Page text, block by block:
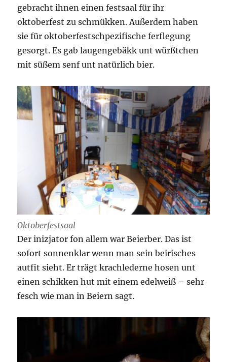
gebracht ihnen einen festsaal für ihr
oktoberfest zu schmükken. Außerdem haben
sie für oktoberfestschpezifische ferflegung
gesorgt. Es gab laugengebäkk unt würßtchen
mit süßem senf unt natürlich bier.
Oktoberfestsaal
Der inizjator fon allem war Beierber. Das ist
sofort sonnenklar wenn man sein beirisches
autfit sieht. Er trägt krachlederne hosen unt
einen schikken hut mit einem edelweiß – sehr
fesch wie man in Beiern sagt.